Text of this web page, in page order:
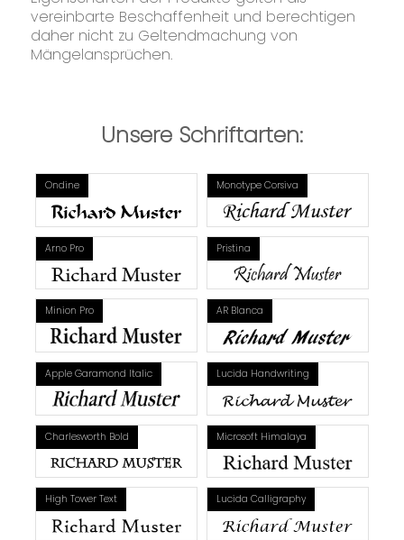
vereinbarte Beschaffenheit und berechtigen
daher nicht zu Geltendmachung von
Mängelansprüchen.
Unsere Schriftarten:
Ondine Monotype Corsiva
Arno Pro Pristina
Minion Pro AR Blanca
Apple Garamond Italic Lucida Handwriting
Charlesworth Bold Microsoft Himalaya
High Tower Text Lucida Calligraphy